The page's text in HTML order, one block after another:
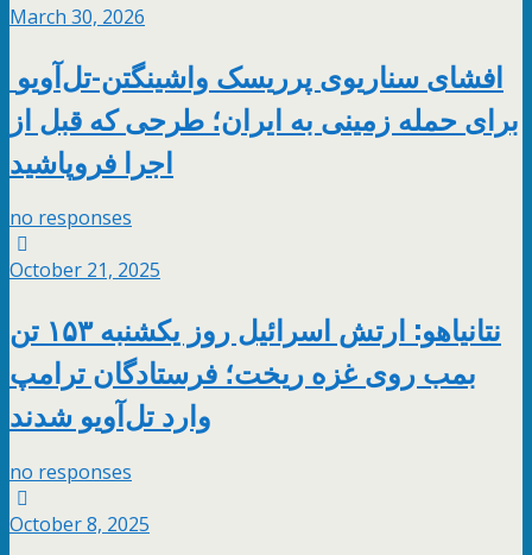
March 30, 2026
برای حمله زمینی به ایران؛ طرحی که قبل از
اجرا فروپاشید
no responses
October 21, 2025
نتانیاهو: ارتش اسرائیل روز یکشنبه ۱۵۳ تن
بمب روی غزه ریخت؛ فرستادگان ترامپ
وارد تل‌آویو شدند
no responses
October 8, 2025